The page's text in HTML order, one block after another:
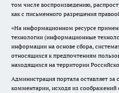
том числе воспроизведению,
как с письменного разрешения
«На информационном ресурсе
технологии (информационные
информации на основе сбора,
относящихся к предпочтениям
находящихся на территории
Администрация портала оставляет за
комментарии, исходя из соображений